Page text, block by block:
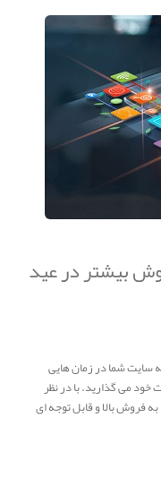
بیشتر در عید
شما در زمان هایی
می گذارید. با در نظر
بالا و قابل توجه ای